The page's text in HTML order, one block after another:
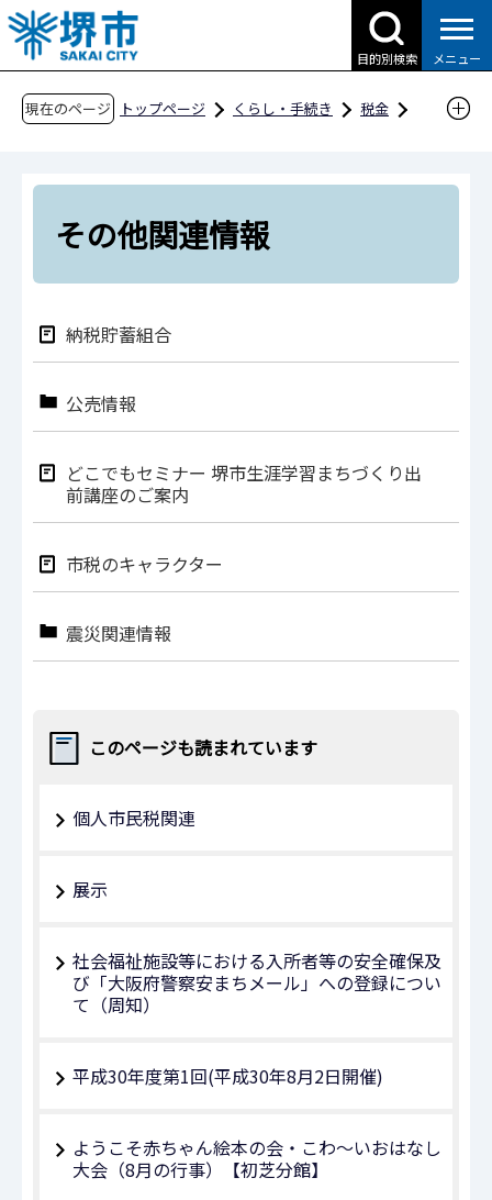
こ
の
ペ
目的別検索 メニュー
現在のページ トップページ くらし・手続き
税金
その他関連情報
納税貯蓄組合
公売情報
どこでもセミナー 堺市生涯学習まちづくり出
前講座のご案内
市税のキャラクター
震災関連情報
このページも読まれています
個人市民税関連
展示
社会福祉施設等における入所者等の安全確保及
び「大阪府警察安まちメール」への登録につい
て（周知）
平成30年度第1回(平成30年8月2日開催)
ようこそ赤ちゃん絵本の会・こわ～いおはなし
大会（8月の行事）【初芝分館】